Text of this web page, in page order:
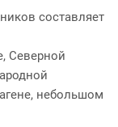
составляет
Северной
небольшом